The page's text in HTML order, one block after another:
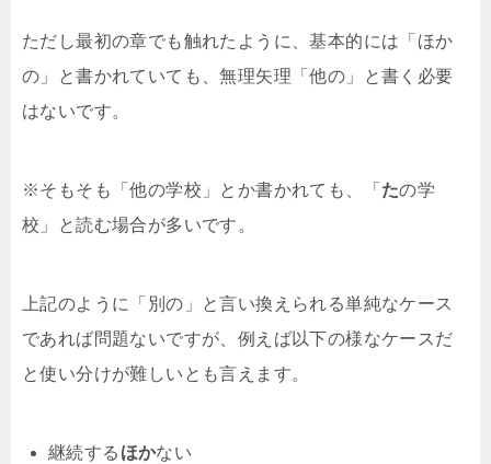
ただし最初の章でも触れたように、基本的には「ほか
の」と書かれていても、無理矢理「他の」と書く必要
はないです。
※そもそも「他の学校」とか書かれても、「 たの学
校」と読む場合が多いです。
上記のように「別の」と言い換えられる単純なケース
であれば問題ないですが、例えば以下の様なケースだ
と使い分けが難しいとも言えます。
継続する ほかない